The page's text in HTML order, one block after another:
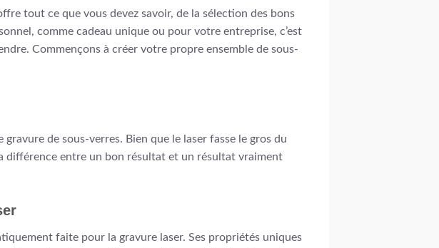
tout ce que vous devez savoir, de la sélection des bons
comme cadeau unique ou pour votre entreprise, c’est
Commençons à créer votre propre ensemble de sous-
de sous-verres. Bien que le laser fasse le gros du
différence entre un bon résultat et un résultat vraiment
faite pour la gravure laser. Ses propriétés uniques